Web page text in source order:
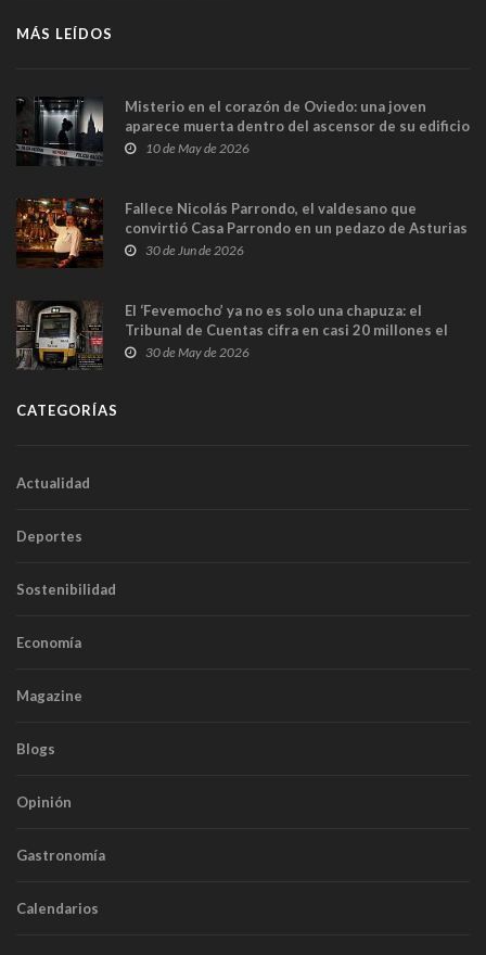
MÁS LEÍDOS
Misterio en el corazón de Oviedo: una joven
aparece muerta dentro del ascensor de su edificio
y las cámaras captan sus últimos minutos
10 de May de 2026
Fallece Nicolás Parrondo, el valdesano que
convirtió Casa Parrondo en un pedazo de Asturias
en Madrid
30 de Jun de 2026
El ‘Fevemocho’ ya no es solo una chapuza: el
Tribunal de Cuentas cifra en casi 20 millones el
sobrecoste de los trenes que no cabían por los
30 de May de 2026
CATEGORÍAS
Actualidad
Deportes
Sostenibilidad
Economía
Magazine
Blogs
Opinión
Gastronomía
Calendarios